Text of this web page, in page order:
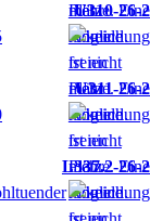
U310-26-2
U311-26-2
L337.2-26-2